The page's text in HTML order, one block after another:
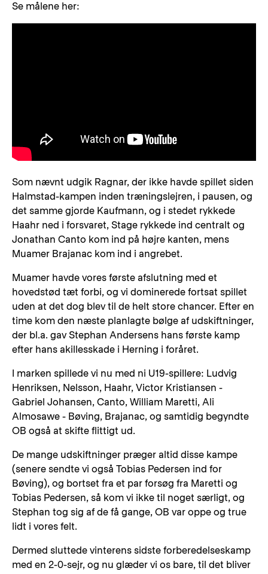
Se målene her:
Som nævnt udgik Ragnar, der ikke havde spillet siden
Halmstad-kampen inden træningslejren, i pausen, og
det samme gjorde Kaufmann, og i stedet rykkede
Haahr ned i forsvaret, Stage rykkede ind centralt og
Jonathan Canto kom ind på højre kanten, mens
Muamer Brajanac kom ind i angrebet.
Muamer havde vores første afslutning med et
hovedstød tæt forbi, og vi dominerede fortsat spillet
uden at det dog blev til de helt store chancer. Efter en
time kom den næste planlagte bølge af udskiftninger,
der bl.a. gav Stephan Andersens hans første kamp
efter hans akillesskade i Herning i foråret.
I marken spillede vi nu med ni U19-spillere: Ludvig
Henriksen, Nelsson, Haahr, Victor Kristiansen -
Gabriel Johansen, Canto, William Maretti, Ali
Almosawe - Bøving, Brajanac, og samtidig begyndte
OB også at skifte flittigt ud.
De mange udskiftninger præger altid disse kampe
(senere sendte vi også Tobias Pedersen ind for
Bøving), og bortset fra et par forsøg fra Maretti og
Tobias Pedersen, så kom vi ikke til noget særligt, og
Stephan tog sig af de få gange, OB var oppe og true
lidt i vores felt.
Dermed sluttede vinterens sidste forberedelseskamp
med en 2-0-sejr, og nu glæder vi os bare, til det bliver